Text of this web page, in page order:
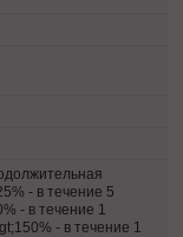
- в течение 5
- в течение 1
- в течение 1